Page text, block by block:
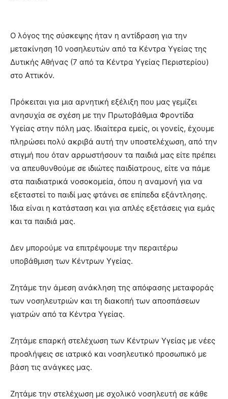
Ο λόγος της σύσκεψης ήταν η αντίδραση για την
μετακίνηση 10 νοσηλευτών από τα Κέντρα Υγείας της
Δυτικής Αθήνας (7 από τα Κέντρα Υγείας Περιστερίου)
στο Αττικόν.
Πρόκειται για μια αρνητική εξέλιξη που μας γεμίζει
ανησυχία σε σχέση με την Πρωτοβάθμια Φροντίδα
Υγείας στην πόλη μας. Ιδιαίτερα εμείς, οι γονείς, έχουμε
πληρώσει πολύ ακριβά αυτή την υποστελέχωση, από την
στιγμή που όταν αρρωστήσουν τα παιδιά μας είτε πρέπει
να απευθυνθούμε σε ιδιώτες παιδίατρους, είτε να πάμε
στα παιδιατρικά νοσοκομεία, όπου η αναμονή για να
εξεταστεί το παιδί μας φτάνει σε επίπεδα εξάντλησης.
Ίδια είναι η κατάσταση και για απλές εξετάσεις για εμάς
και τα παιδιά μας.
Δεν μπορούμε να επιτρέψουμε την περαιτέρω
υποβάθμιση των Κέντρων Υγείας.
Ζητάμε την άμεση ανάκληση της απόφασης μεταφοράς
των νοσηλευτριών και τη διακοπή των αποσπάσεων
γιατρών από τα Κέντρα Υγείας.
Ζητάμε επαρκή στελέχωση των Κέντρων Υγείας με νέες
προσλήψεις σε ιατρικό και νοσηλευτικό προσωπικό με
βάση τις ανάγκες μας.
Ζητάμε την στελέχωση με σχολικό νοσηλευτή σε κάθε